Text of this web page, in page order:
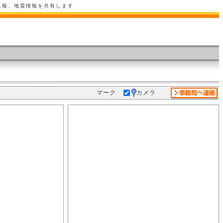
、地震情報を共有します
マーク カメラ